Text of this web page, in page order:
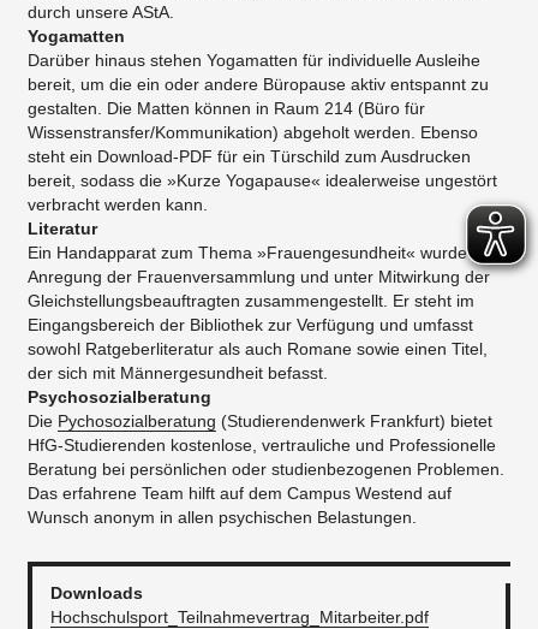
durch unsere AStA.
Yogamatten
Darüber hinaus stehen Yogamatten für individuelle Ausleihe
bereit, um die ein oder andere Büropause aktiv entspannt zu
gestalten. Die Matten können in Raum 214 (Büro für
Wissenstransfer/Kommunikation) abgeholt werden. Ebenso
steht ein Download-PDF für ein Türschild zum Ausdrucken
bereit, sodass die »Kurze Yogapause« idealerweise ungestört
verbracht werden kann.
Literatur
Ein Handapparat zum Thema »Frauengesundheit« wurde auf
Anregung der Frauenversammlung und unter Mitwirkung der
Gleichstellungsbeauftragten zusammengestellt. Er steht im
Eingangsbereich der Bibliothek zur Verfügung und umfasst
sowohl Ratgeberliteratur als auch Romane sowie einen Titel,
der sich mit Männergesundheit befasst.
Psychosozialberatung
Die Pychosozialberatung (Studierendenwerk Frankfurt) bietet
HfG-Studierenden kostenlose, vertrauliche und Professionelle
Beratung bei persönlichen oder studienbezogenen Problemen.
Das erfahrene Team hilft auf dem Campus Westend auf
Wunsch anonym in allen psychischen Belastungen.
Downloads
Hochschulsport_Teilnahmevertrag_Mitarbeiter.pdf